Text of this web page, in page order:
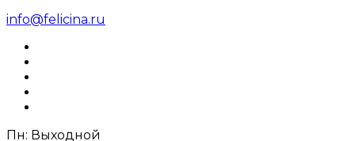
info@felicina.ru
Пн: Выходной